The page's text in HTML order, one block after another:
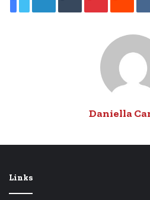
Daniella
Links